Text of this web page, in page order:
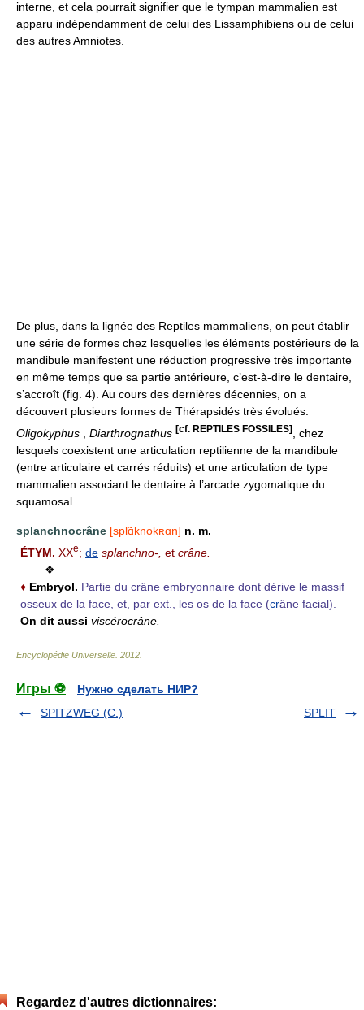
interne, et cela pourrait signifier que le tympan mammalien est
apparu indépendamment de celui des Lissamphibiens ou de celui
des autres Amniotes.
De plus, dans la lignée des Reptiles mammaliens, on peut établir
une série de formes chez lesquelles les éléments postérieurs de la
mandibule manifestent une réduction progressive très importante
en même temps que sa partie antérieure, c’est-à-dire le dentaire,
s’accroît (fig. 4). Au cours des dernières décennies, on a
découvert plusieurs formes de Thérapsidés très évolués:
Oligokyphus
Diarthrognathus [cf. REPTILES FOSSILES]
, chez
lesquels coexistent une articulation reptilienne de la mandibule
(entre articulaire et carrés réduits) et une articulation de type
mammalien associant le dentaire à l’arcade zygomatique du
squamosal.
splanchnocrâne [splɑ̃knokʀɑn] n. m.
ÉTYM. XXe; de splanchno-, et crâne.
❖
♦ Embryol. Partie du crâne embryonnaire dont dérive le massif
osseux de la face, et, par ext., les os de la face (crâne facial). —
On dit aussi viscérocrâne.
Encyclopédie Universelle 2012
Игры ⚽
Нужно сделать НИР?
SPITZWEG (C.)
SPLIT
Regardez d'autres dictionnaires: